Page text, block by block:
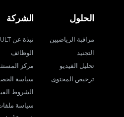
الحلول
مراقبة الرياضيين
التجنيد
تحليل الفيديو
ترخيص المحتوى
الشركة
نبذة عن CATAPULT
الوظائف
مركز
سياسة
الشروط
سياسة